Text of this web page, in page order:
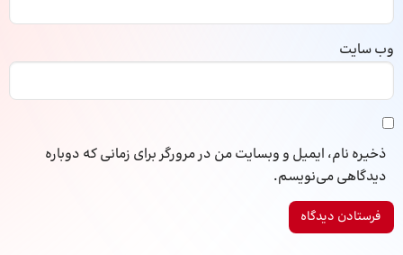
وب‌ سایت
ذخیره نام، ایمیل و وبسایت من در مرورگر برای زمانی که دوباره
دیدگاهی می‌نویسم.